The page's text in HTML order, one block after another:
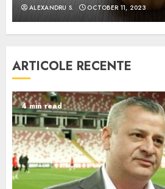
ALEXANDRU S. OCTOBER 11, 2023
ARTICOLE RECENTE
4 min read